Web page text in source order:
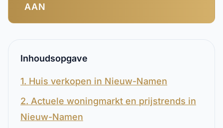
AAN
Inhoudsopgave
1. Huis verkopen in Nieuw-Namen
2. Actuele woningmarkt en prijstrends in
Nieuw-Namen